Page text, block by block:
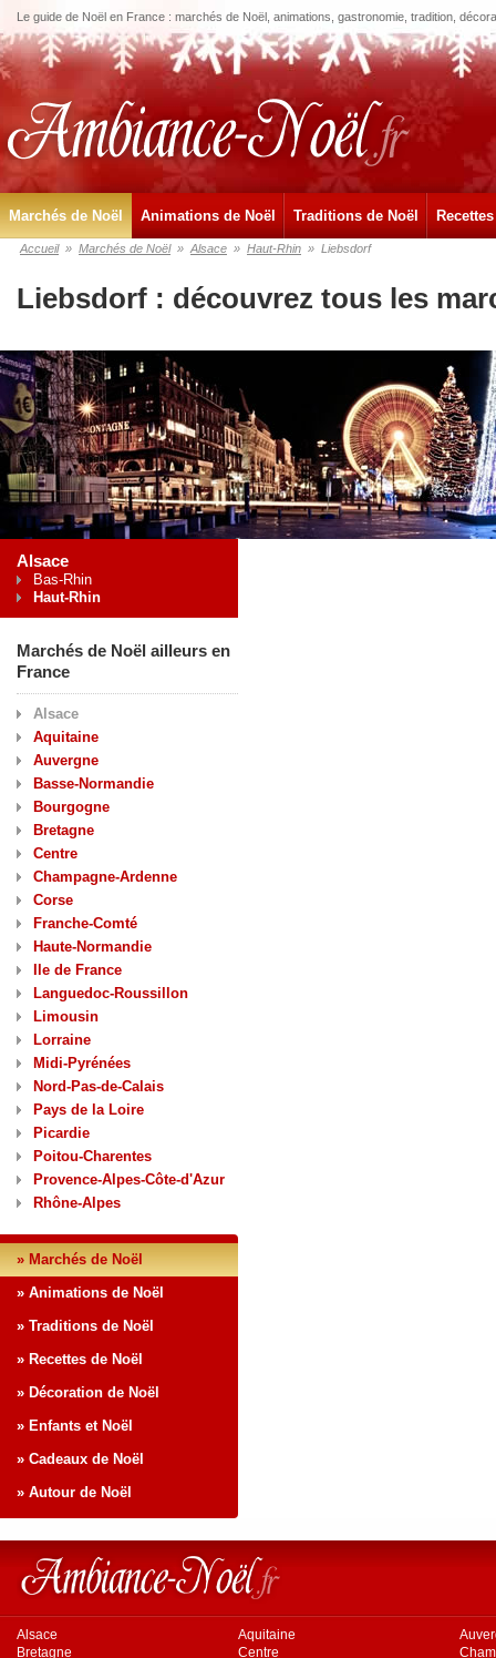
Le guide de Noël en France : marchés de Noël, animations, gastronomie, tradition,
Marchés de Noël Animations de Noël Traditions de Noël
Accueil » Marchés de Noël » Alsace » Haut-Rhin » Liebsdorf
Liebsdorf : découvrez tous les
Alsace
Bas-Rhin
Haut-Rhin
Marchés de Noël ailleurs en
France
Alsace
Aquitaine
Auvergne
Basse-Normandie
Bourgogne
Bretagne
Centre
Champagne-Ardenne
Corse
Franche-Comté
Haute-Normandie
Ile de France
Languedoc-Roussillon
Limousin
Lorraine
Midi-Pyrénées
Nord-Pas-de-Calais
Pays de la Loire
Picardie
Poitou-Charentes
Provence-Alpes-Côte-d'Azur
Rhône-Alpes
» Marchés de Noël
» Animations de Noël
» Traditions de Noël
» Recettes de Noël
» Décoration de Noël
» Enfants et Noël
» Cadeaux de Noël
» Autour de Noël
Alsace Aquitaine
Bretagne
Centre